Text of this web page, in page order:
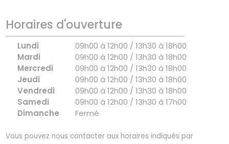
Horaires d'ouverture
Lundi
09h00 à 12h00 / 13h30 à 18h00
Mardi
09h00 à 12h00 / 13h30 à 18h00
Mercredi
09h00 à 12h00 / 13h30 à 18h00
Jeudi
09h00 à 12h00 / 13h30 à 18h00
Vendredi
09h00 à 12h00 / 13h30 à 18h00
Samedi
09h00 à 12h00 / 13h30 à 17h00
Dimanche
Fermé
Vous pouvez nous contacter aux horaires indiqués par